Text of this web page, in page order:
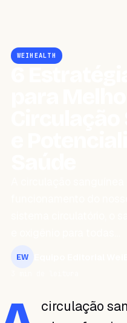
WEIHEALTH
EW
circulação